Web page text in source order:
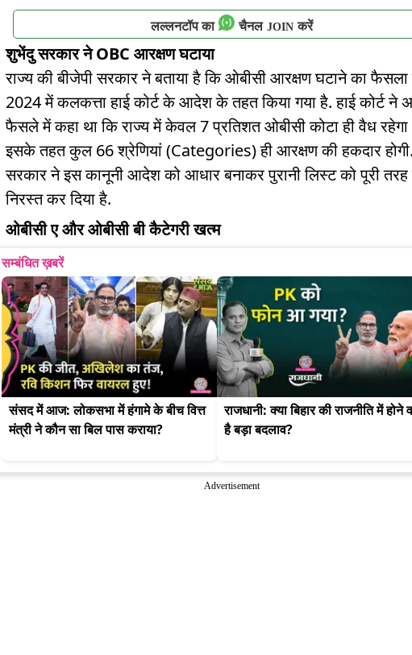
लल्लनटॉप का चैनल JOIN करें
शुभेंदु सरकार ने OBC आरक्षण घटाया
राज्य की बीजेपी सरकार ने बताया है कि ओबीसी आरक्षण घटाने का फैसला
2024 में कलकत्ता हाई कोर्ट के आदेश के तहत किया गया है. हाई कोर्ट ने
फैसले में कहा था कि राज्य में केवल 7 प्रतिशत ओबीसी कोटा ही वैध
इसके तहत कुल 66 श्रेणियां (Categories) ही आरक्षण की हकदार
सरकार ने इस कानूनी आदेश को आधार बनाकर पुरानी लिस्ट को पूरी
निरस्त कर दिया है.
ओबीसी ए और ओबीसी बी कैटेगरी खत्म
सम्बंधित ख़बरें
संसद में आज: लोकसभा में हंगामे के बीच वित्त
मंत्री ने कौन सा बिल पास कराया?
राजधानी: क्या बिहार की राजनीति में होने
है बड़ा बदलाव?
Advertisement